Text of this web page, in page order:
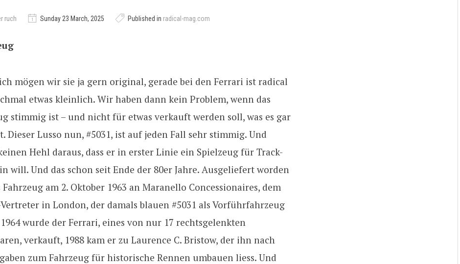
ruch Sunday 23 March, 2025 Published in radical-mag.com
mögen wir sie ja gern original, gerade bei den Ferrari ist radical
etwas kleinlich. Wir haben dann kein Problem, wenn das
stimmig ist – und nicht für etwas verkauft werden soll, was es gar
Dieser Lusso nun, #5031, ist auf jeden Fall sehr stimmig. Und
Hehl daraus, dass er in erster Linie ein Spielzeug für Track-
will. Und das schon seit Ende der 80er Jahre. Ausgeliefert worden
Fahrzeug am 2. Oktober 1963 an Maranello Concessionaires, dem
in London, der damals blauen #5031 als Vorführfahrzeug
wurde der Ferrari, eines von nur 17 rechtsgelenkten
verkauft, 1988 kam er zu Laurence C. Bristow, der ihn nach
zum Fahrzeug für historische Rennen umbauen liess. Und